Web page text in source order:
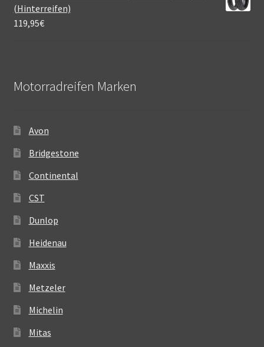
(Hinterreifen)
119,95€
Motorradreifen Marken
Avon
Bridgestone
Continental
CST
Dunlop
Heidenau
Maxxis
Metzeler
Michelin
Mitas